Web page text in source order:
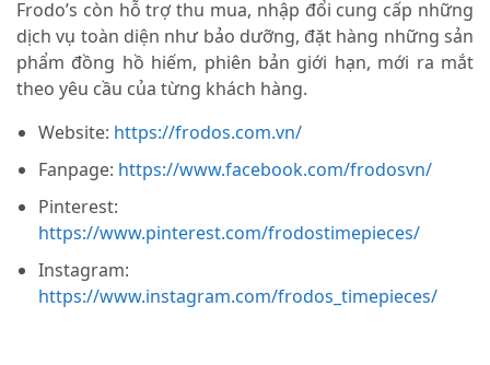
Frodo’s còn hỗ trợ thu mua, nhập đổi cung cấp những
dịch vụ toàn diện như bảo dưỡng, đặt hàng những sản
phẩm đồng hồ hiếm, phiên bản giới hạn, mới ra mắt
theo yêu cầu của từng khách hàng.
Website: https://frodos.com.vn/
Fanpage: https://www.facebook.com/frodosvn/
Pinterest:
https://www.pinterest.com/frodostimepieces/
Instagram:
https://www.instagram.com/frodos_timepieces/